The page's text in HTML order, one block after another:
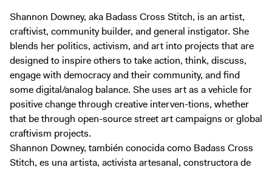
Shannon Downey, aka Badass Cross Stitch, is an artist,
craftivist, community builder, and general instigator. She
blends her politics, activism, and art into projects that are
designed to inspire others to take action, think, discuss,
engage with democracy and their community, and find
some digital/analog balance. She uses art as a vehicle for
positive change through creative interven-tions, whether
that be through open-source street art campaigns or global
craftivism projects.
Shannon Downey, también conocida como Badass Cross
Stitch, es una artista, activista artesanal, constructora de